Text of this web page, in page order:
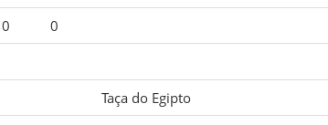
0 0
Taça do Egipto